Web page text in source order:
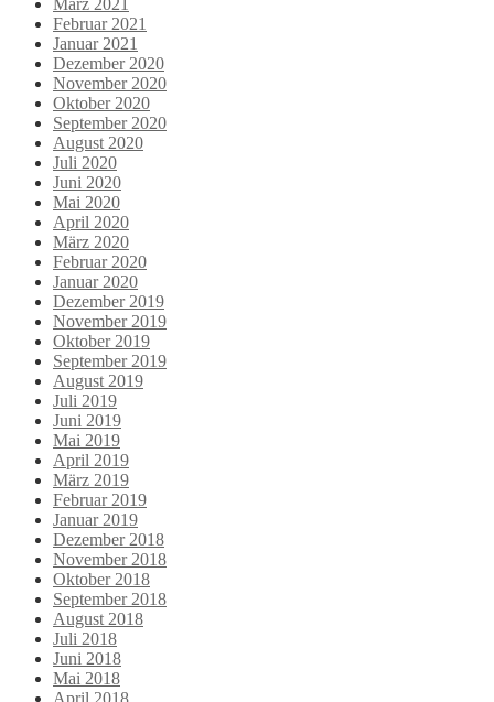
März 2021
Februar 2021
Januar 2021
Dezember 2020
November 2020
Oktober 2020
September 2020
August 2020
Juli 2020
Juni 2020
Mai 2020
April 2020
März 2020
Februar 2020
Januar 2020
Dezember 2019
November 2019
Oktober 2019
September 2019
August 2019
Juli 2019
Juni 2019
Mai 2019
April 2019
März 2019
Februar 2019
Januar 2019
Dezember 2018
November 2018
Oktober 2018
September 2018
August 2018
Juli 2018
Juni 2018
Mai 2018